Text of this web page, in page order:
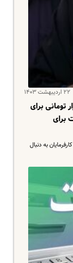
۲۲ اردیبهشت ۱۴۰۳
۴۸۲ هزار تومانی برای
برای
به دنبال